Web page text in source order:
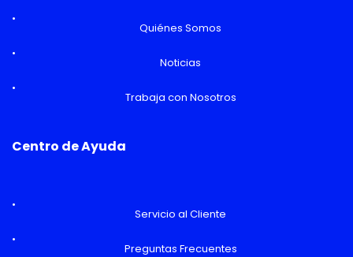
Quiénes Somos
Noticias
Trabaja con Nosotros
Centro de Ayuda
Servicio al Cliente
Preguntas Frecuentes